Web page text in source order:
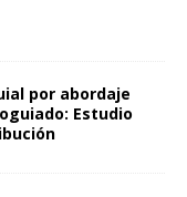
por abordaje
Estudio